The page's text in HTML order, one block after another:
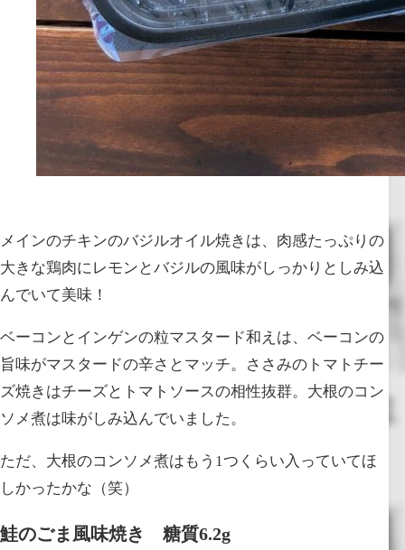
メインのチキンのバジルオイル焼きは、肉感たっぷりの
大きな鶏肉にレモンとバジルの風味がしっかりとしみ込
んでいて美味！
ベーコンとインゲンの粒マスタード和えは、ベーコンの
旨味がマスタードの辛さとマッチ。ささみのトマトチー
ズ焼きはチーズとトマトソースの相性抜群。大根のコン
ソメ煮は味がしみ込んでいました。
ただ、大根のコンソメ煮はもう1つくらい入っていてほ
しかったかな（笑）
鮭のごま風味焼き 糖質6.2g